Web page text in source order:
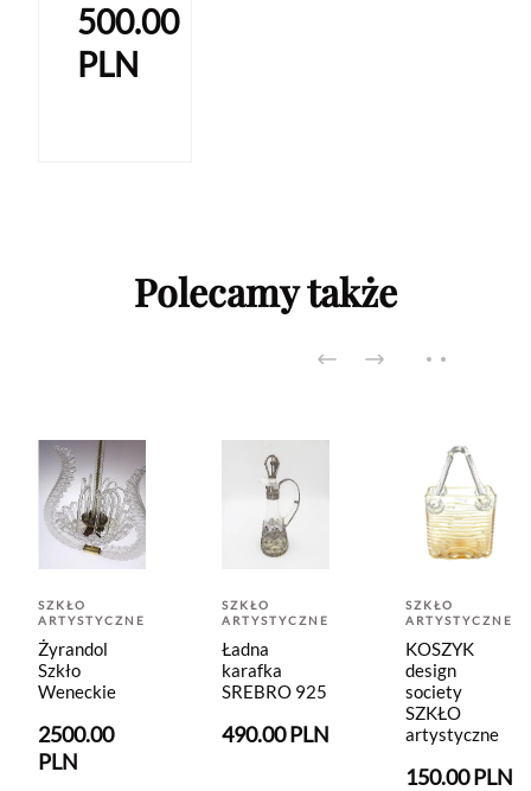
500.00
PLN
Polecamy także
SZKŁO
ARTYSTYCZNE
Żyrandol
Szkło
Weneckie
2500.00
PLN
SZKŁO
ARTYSTYCZNE
Ładna
karafka
SREBRO 925
490.00 PLN
SZKŁO
ARTYSTYCZNE
KOSZYK
design
society
SZKŁO
artystyczne
150.00 PLN